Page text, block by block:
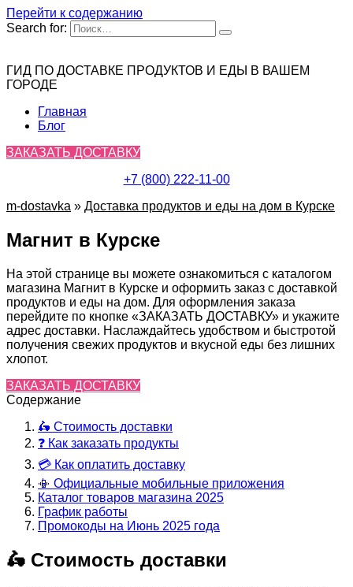
Перейти к содержанию
Search for:
ГИД ПО ДОСТАВКЕ ПРОДУКТОВ И ЕДЫ В ВАШЕМ
ГОРОДЕ
Главная
Блог
ЗАКАЗАТЬ ДОСТАВКУ
+7 (800) 222-11-00
m-dostavka » Доставка продуктов и еды на дом в Курске
Магнит в Курске
На этой странице вы можете ознакомиться с каталогом
магазина Магнит в Курске и оформить заказ с доставкой
продуктов и еды на дом. Для оформления заказа
перейдите по кнопке «ЗАКАЗАТЬ ДОСТАВКУ» и укажите
адрес доставки. Наслаждайтесь удобством и быстротой
получения свежих продуктов и вкусной еды без лишних
хлопот.
ЗАКАЗАТЬ ДОСТАВКУ
Содержание
🛵 Стоимость доставки
❓ Как заказать продукты
💳 Как оплатить доставку
📳 Официальные мобильные приложения
Каталог товаров магазина 2025
График работы
Промокоды на Июнь 2025 года
🛵 Стоимость доставки